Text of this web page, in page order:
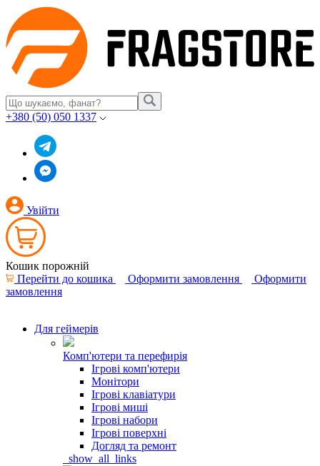
+380 (50) 050 1337
Увійти
Кошик порожній
Перейти до кошика
Оформити замовлення
Оформити
замовлення
Для геймерів
Комп'ютери та перефирія
Ігрові комп'ютери
Монітори
Ігрові клавіатури
Ігрові миші
Ігрові набори
Ігрові поверхні
Догляд та ремонт
_show_all_links